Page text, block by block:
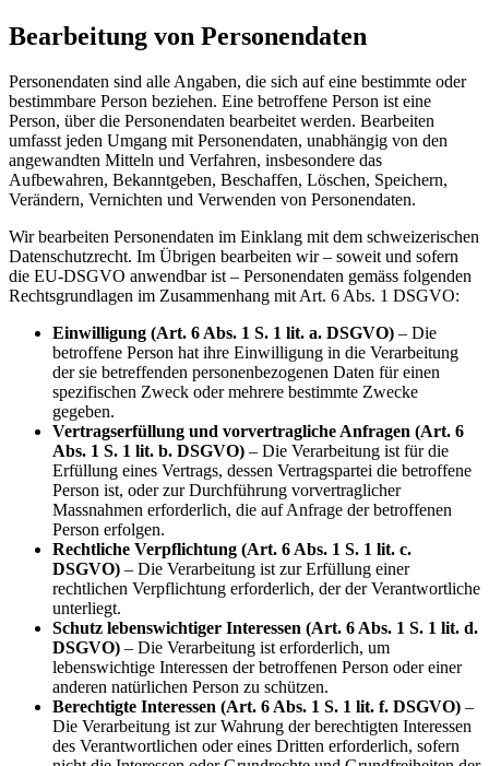
Bearbeitung von Personendaten
Personendaten sind alle Angaben, die sich auf eine bestimmte oder
bestimmbare Person beziehen. Eine betroffene Person ist eine
Person, über die Personendaten bearbeitet werden. Bearbeiten
umfasst jeden Umgang mit Personendaten, unabhängig von den
angewandten Mitteln und Verfahren, insbesondere das
Aufbewahren, Bekanntgeben, Beschaffen, Löschen, Speichern,
Verändern, Vernichten und Verwenden von Personendaten.
Wir bearbeiten Personendaten im Einklang mit dem schweizerischen
Datenschutzrecht. Im Übrigen bearbeiten wir – soweit und sofern
die EU-DSGVO anwendbar ist – Personendaten gemäss folgenden
Rechtsgrundlagen im Zusammenhang mit Art. 6 Abs. 1 DSGVO:
Einwilligung (Art. 6 Abs. 1 S. 1 lit. a. DSGVO) – Die
betroffene Person hat ihre Einwilligung in die Verarbeitung
der sie betreffenden personenbezogenen Daten für einen
spezifischen Zweck oder mehrere bestimmte Zwecke
gegeben.
Vertragserfüllung und vorvertragliche Anfragen (Art. 6
Abs. 1 S. 1 lit. b. DSGVO) – Die Verarbeitung ist für die
Erfüllung eines Vertrags, dessen Vertragspartei die betroffene
Person ist, oder zur Durchführung vorvertraglicher
Massnahmen erforderlich, die auf Anfrage der betroffenen
Person erfolgen.
Rechtliche Verpflichtung (Art. 6 Abs. 1 S. 1 lit. c.
DSGVO) – Die Verarbeitung ist zur Erfüllung einer
rechtlichen Verpflichtung erforderlich, der der Verantwortliche
unterliegt.
Schutz lebenswichtiger Interessen (Art. 6 Abs. 1 S. 1 lit. d.
DSGVO) – Die Verarbeitung ist erforderlich, um
lebenswichtige Interessen der betroffenen Person oder einer
anderen natürlichen Person zu schützen.
Berechtigte Interessen (Art. 6 Abs. 1 S. 1 lit. f. DSGVO) –
Die Verarbeitung ist zur Wahrung der berechtigten Interessen
des Verantwortlichen oder eines Dritten erforderlich, sofern